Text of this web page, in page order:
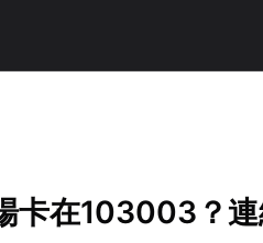
卡在103003？